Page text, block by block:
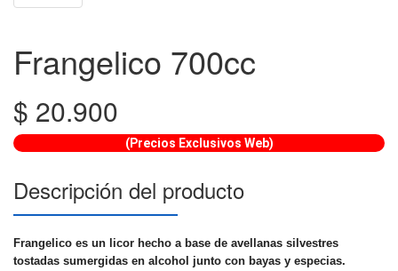
Frangelico 700cc
$ 20.900
(Precios Exclusivos Web)
Descripción del producto
Frangelico es un licor hecho a base de avellanas silvestres
tostadas sumergidas en alcohol junto con bayas y especias.